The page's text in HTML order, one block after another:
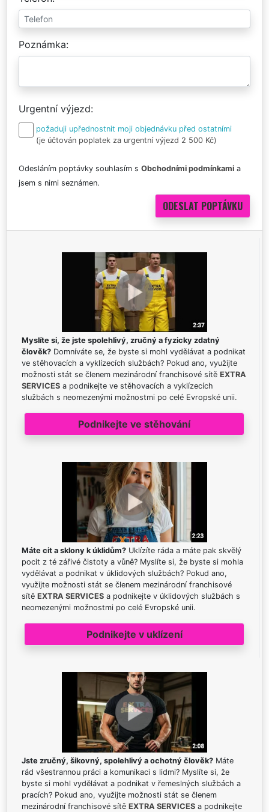
Poznámka
Urgentní výjezd
požaduji upřednostnit moji objednávku před ostatními
(je účtován poplatek za urgentní výjezd 2 500 Kč)
Odesláním poptávky souhlasím s Obchodními podmínkami a
jsem s nimi seznámen.
Myslíte si, že jste spolehlivý, zručný a fyzicky zdatný
člověk? Domníváte se, že byste si mohl vydělávat a podnikat
ve stěhovacích a vyklízecích službách? Pokud ano, využijte
možnosti stát se členem mezinárodní franchisové sítě EXTRA
SERVICES a podnikejte ve stěhovacích a vyklízecích
službách s neomezenými možnostmi po celé Evropské unii.
Podnikejte ve stěhování
Máte cit a sklony k úklidům? Uklízíte ráda a máte pak skvělý
pocit z té zářivé čistoty a vůně? Myslíte si, že byste si mohla
vydělávat a podnikat v úklidových službách? Pokud ano,
využijte možnosti stát se členem mezinárodní franchisové
sítě EXTRA SERVICES a podnikejte v úklidových službách s
neomezenými možnostmi po celé Evropské unii.
Podnikejte v uklízení
Jste zručný, šikovný, spolehlivý a ochotný člověk? Máte
rád všestrannou práci a komunikaci s lidmi? Myslíte si, že
byste si mohl vydělávat a podnikat v řemeslných službách a
pracích? Pokud ano, využijte možnosti stát se členem
mezinárodní franchisové sítě EXTRA SERVICES a podnikejte